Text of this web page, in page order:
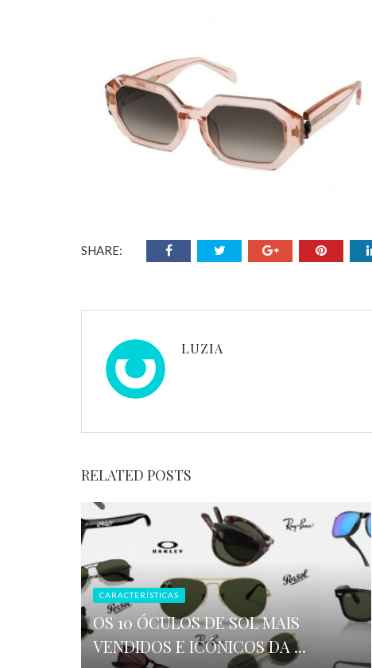
SHARE:
LUZIA
RELATED POSTS
CARACTERÍSTICAS
OS 10 ÓCULOS DE SOL MAIS
VENDIDOS E ICÓNICOS DA ...